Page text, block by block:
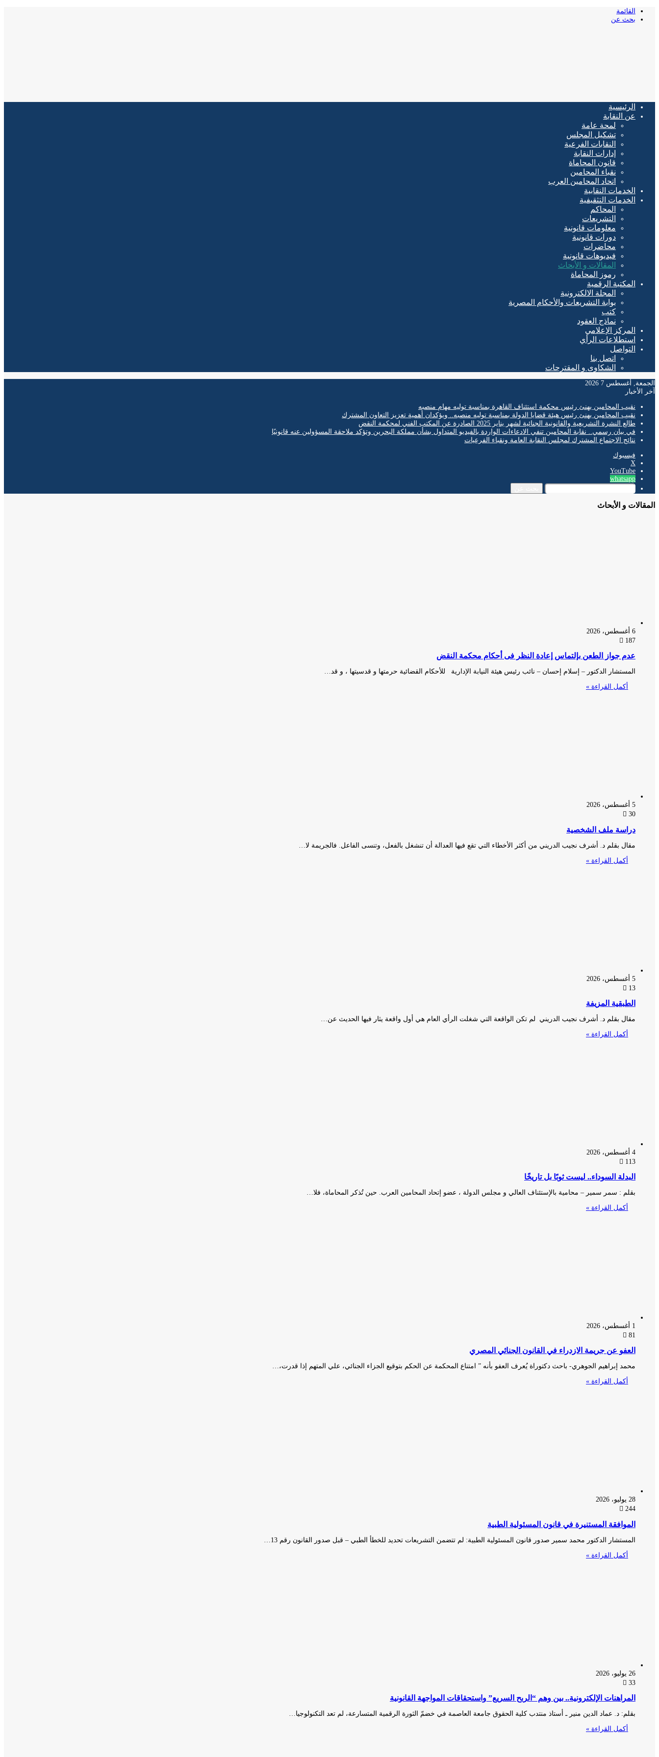
القائمة
بحث عن
الرئيسية
عن النقابة
لمحة عامة
تشكيل المجلس
النقابات الفرعية
إدارات النقابة
قانون المحاماة
نقباء المحامين
اتحاد المحامين العرب
الخدمات النقابية
الخدمات التثقيفية
المحاكم
التشريعات
معلومات قانونية
دورات قانونية
محاضرات
فيديوهات قانونية
المقالات و الأبحاث
رموز المحاماة
المكتبة الرقمية
المجلة الالكترونية
بوابة التشريعات والأحكام المصرية
كتب
نماذج العقود
المركز الإعلامي
استطلاعات الرأي
التواصل
اتصل بنا
الشكاوى و المقترحات
الجمعة, أغسطس 7 2026
آخر الأخبار
نقيب المحامين يهنئ رئيس محكمة استئناف القاهرة بمناسبة توليه مهام منصبه
نقيب المحامين يهنئ رئيس هيئة قضايا الدولة بمناسبة توليه منصبه.. ويؤكدان أهمية تعزيز التعاون المشترك
طالع النشرة التشريعية والقانونية الجنائية لشهر يناير 2025 الصادرة عن المكتب الفني لمحكمة النقض
في بيان رسمي.. نقابة المحامين تنفي الادعاءات الواردة بالفيديو المتداول بشأن مملكة البحرين وتؤكد ملاحقة المسؤولين عنه قانونيًا
نتائج الاجتماع المشترك لمجلس النقابة العامة ونقباء الفرعيات
فيسبوك
‫X
‫YouTube
whatsapp
المقالات و الأبحاث
6 أغسطس، 2026
187
عدم جواز الطعن بإلتماس إعادة النظر فى أحكام محكمة النقض
المستشار الدكتور – إسلام إحسان – نائب رئيس هيئة النيابة الإدارية للأحكام القضائية حرمتها و قدسيتها ، و قد…
أكمل القراءة »
5 أغسطس، 2026
30
دراسة ملف الشخصية
مقال بقلم د. أشرف نجيب الدريني من أكثر الأخطاء التي تقع فيها العدالة أن تنشغل بالفعل، وتنسى الفاعل. فالجريمة لا…
أكمل القراءة »
5 أغسطس، 2026
13
الطبقية المزيفة
مقال بقلم د. أشرف نجيب الدريني لم تكن الواقعة التي شغلت الرأي العام هي أول واقعة يثار فيها الحديث عن…
أكمل القراءة »
4 أغسطس، 2026
113
البدلة السوداء.. ليست ثوبًا بل تاريخًا
بقلم : سمر سمير – محامية بالإستئناف العالي و مجلس الدولة ، عضو إتحاد المحامين العرب. حين تُذكر المحاماة، فلا…
أكمل القراءة »
1 أغسطس، 2026
81
العفو عن جريمة الازدراء في القانون الجنائي المصري
محمد إبراهيم الجوهري- باحث دكتوراة يُعرف العفو بأنه ” امتناع المحكمة عن الحكم بتوقيع الجزاء الجنائي، علي المتهم إذا قدرت،…
أكمل القراءة »
28 يوليو، 2026
244
الموافقة المستنيرة في قانون المسئولية الطبية
المستشار الدكتور محمد سمير صدور قانون المسئولية الطبية: لم تتضمن التشريعات تحديد للخطأ الطبي – قبل صدور القانون رقم 13…
أكمل القراءة »
26 يوليو، 2026
33
المراهنات الإلكترونية.. بين وهم “الربح السريع” واستحقاقات المواجهة القانونية
​بقلم: د. عماد الدين منير ـ أستاذ منتدب كلية الحقوق جامعة العاصمة في خضمّ الثورة الرقمية المتسارعة، لم تعد التكنولوجيا…
أكمل القراءة »